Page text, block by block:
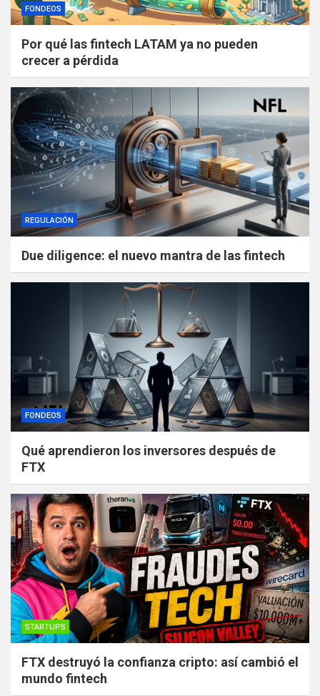
FONDEOS
Por qué las fintech LATAM ya no pueden
crecer a pérdida
REGULACIÓN
Due diligence: el nuevo mantra de las fintech
FONDEOS
Qué aprendieron los inversores después de
FTX
STARTUPS
FTX destruyó la confianza cripto: así cambió el
mundo fintech